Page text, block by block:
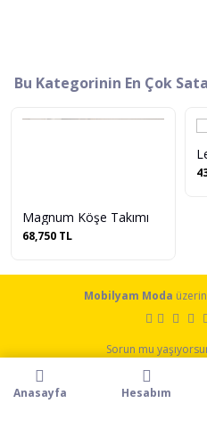
Bu Kategorinin En Çok
Magnum Köşe Takımı
68,750 TL
Mobilyam Moda
Sorun mu
0546
Anasayfa Hesabım